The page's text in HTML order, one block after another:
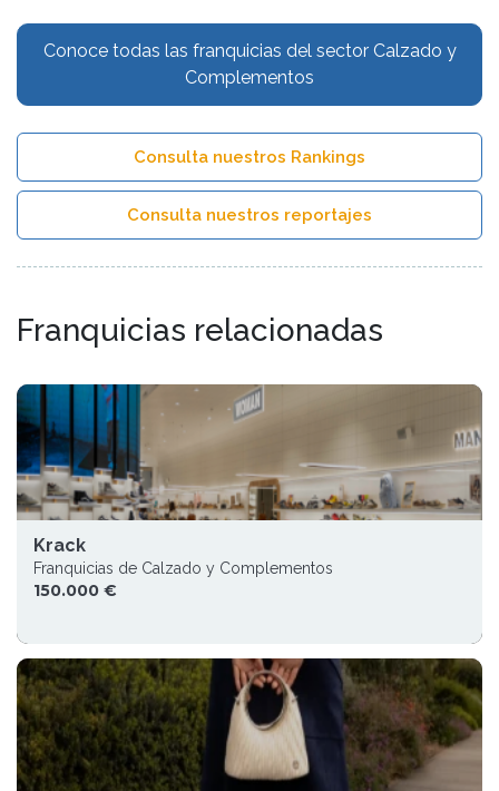
Conoce todas las franquicias del sector Calzado y
Complementos
Consulta nuestros Rankings
Consulta nuestros reportajes
Franquicias relacionadas
Krack
Franquicias de Calzado y Complementos
150.000 €